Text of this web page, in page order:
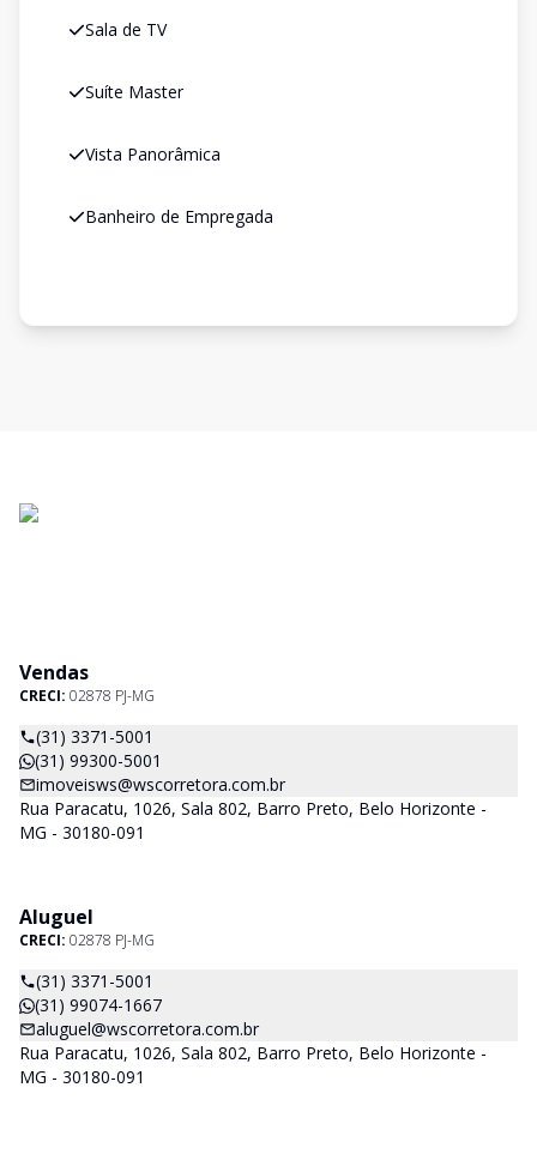
Sala de TV
Suíte Master
Vista Panorâmica
Banheiro de Empregada
Vendas
CRECI: 02878 PJ-MG
(31) 3371-5001
(31) 99300-5001
imoveisws@wscorretora.com.br
Rua Paracatu, 1026, Sala 802, Barro Preto, Belo Horizonte -
MG - 30180-091
Aluguel
CRECI: 02878 PJ-MG
(31) 3371-5001
(31) 99074-1667
aluguel@wscorretora.com.br
Rua Paracatu, 1026, Sala 802, Barro Preto, Belo Horizonte -
MG - 30180-091